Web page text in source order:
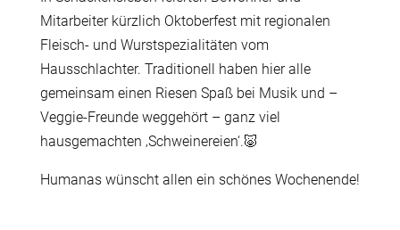
Mitarbeiter kürzlich Oktoberfest mit regionalen
Fleisch- und Wurstspezialitäten vom
Hausschlachter. Traditionell haben hier alle
gemeinsam einen Riesen Spaß bei Musik und –
Veggie-Freunde weggehört – ganz viel
hausgemachten ‚Schweinereien‘.🐷
Humanas wünscht allen ein schönes Wochenende!